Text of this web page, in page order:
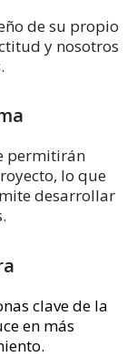
de su propio
y nosotros
permitirán
lo que
desarrollar
clave de la
en más